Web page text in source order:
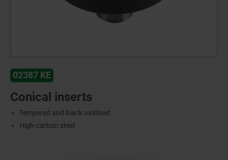
02387 KE
Conical inserts
Tempered and black oxidised
High-carbon steel